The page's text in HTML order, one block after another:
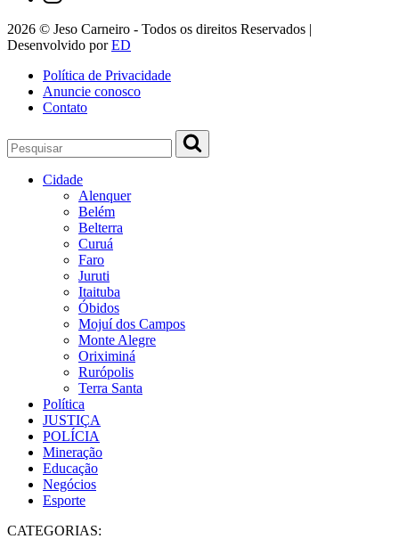
2026 © Jeso Carneiro - Todos os direitos Reservados |
Desenvolvido porED
Política de Privacidade
Anuncie conosco
Contato
Cidade
Alenquer
Belém
Belterra
Curuá
Faro
Juruti
Itaituba
Óbidos
Mojuí dos Campos
Monte Alegre
Oriximiná
Rurópolis
Terra Santa
Política
JUSTIÇA
POLÍCIA
Mineração
Educação
Negócios
Esporte
CATEGORIAS: